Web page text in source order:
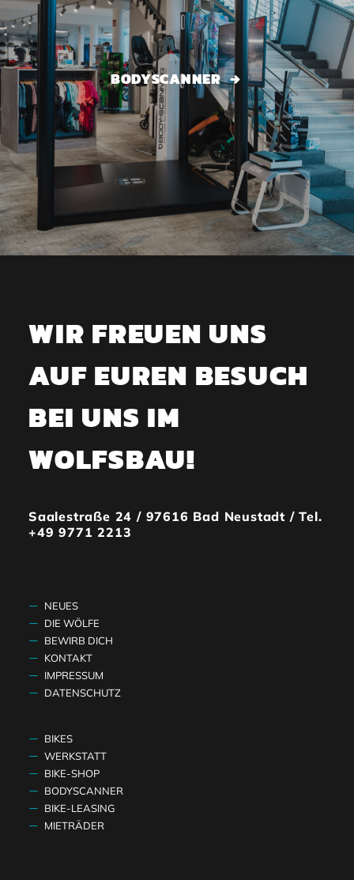
BODYSCANNER
WIR FREUEN UNS
AUF EUREN BESUCH
BEI UNS IM
WOLFSBAU!
Saalestraße 24 / 97616 Bad Neustadt / Tel.
+49 9771 2213
NEUES
DIE WÖLFE
BEWIRB DICH
KONTAKT
IMPRESSUM
DATENSCHUTZ
BIKES
WERKSTATT
BIKE-SHOP
BODYSCANNER
BIKE-LEASING
MIETRÄDER